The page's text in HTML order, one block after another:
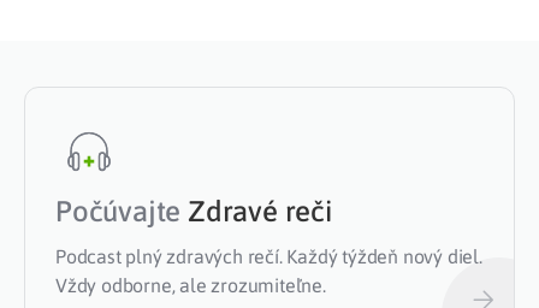
Počúvajte Zdravé reči
Podcast plný zdravých rečí. Každý týždeň nový diel.
Vždy odborne, ale zrozumiteľne.